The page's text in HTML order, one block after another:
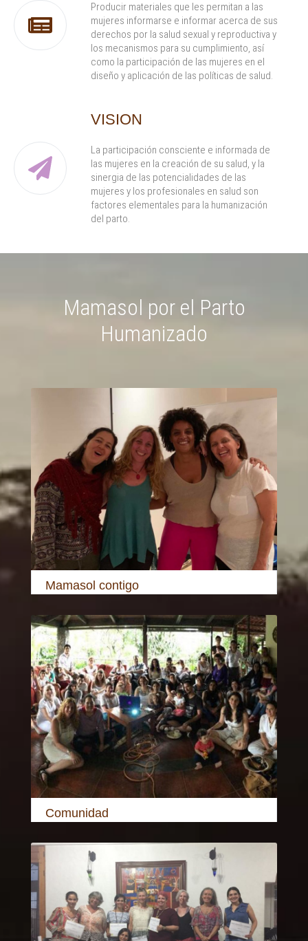
Producir materiales que les permitan a las
mujeres informarse e informar acerca de sus
derechos por la salud sexual y reproductiva y
los mecanismos para su cumplimiento, así
como la participación de las mujeres en el
diseño y aplicación de las políticas de salud.
VISION
La participación consciente e informada de
las mujeres en la creación de su salud, y la
sinergia de las potencialidades de las
mujeres y los profesionales en salud son
factores elementales para la humanización
del parto.
Mamasol por el Parto
Humanizado
Mamasol contigo
Comunidad